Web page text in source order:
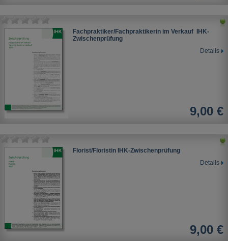
Fachpraktiker/Fachpraktikerin im Verkauf IHK-
Zwischenprüfung
Details
9,00 €
Florist/Floristin IHK-Zwischenprüfung
Details
9,00 €